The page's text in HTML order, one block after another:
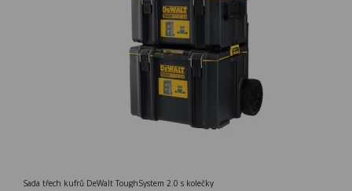
Sada třech kufrů DeWalt ToughSystem 2.0 s kolečky